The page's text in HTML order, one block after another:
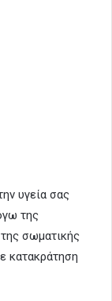
υγεία σας
της
σωματικής
κατακράτηση